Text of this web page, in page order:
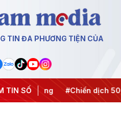
TIN ĐA PHƯƠNG TIỆN CỦA
TIN SỐ
động #Chiến dịch 500